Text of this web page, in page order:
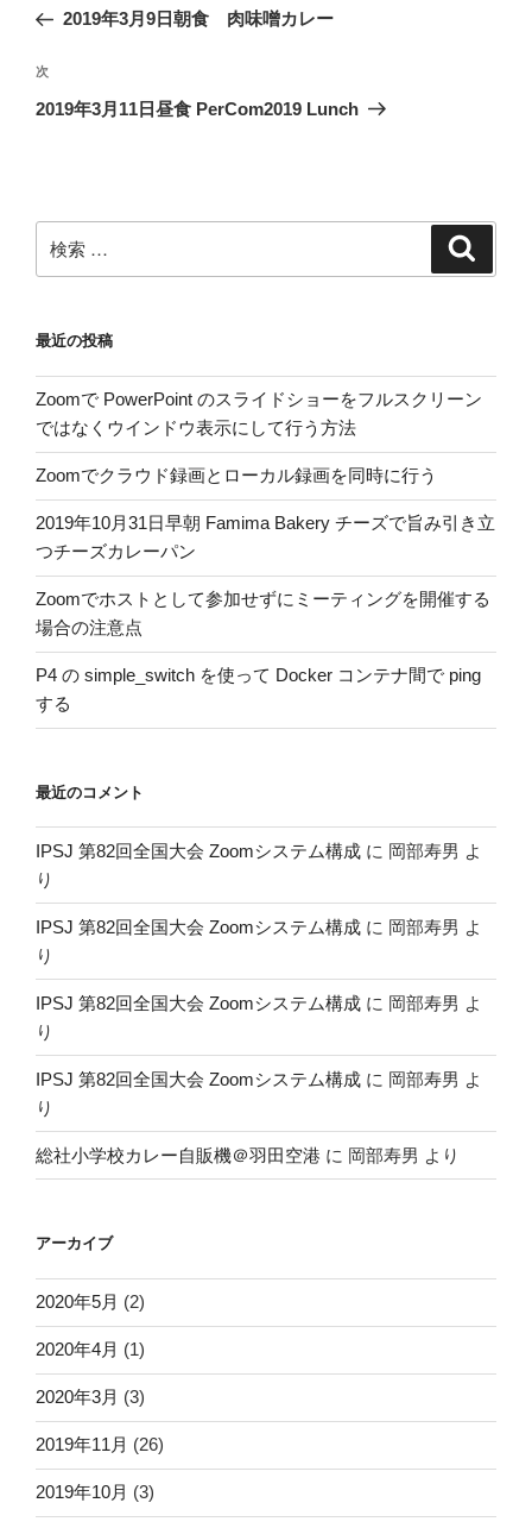
ナ
ビ
ゲ
ン
去
投
2019年3月9日朝食 肉味噌カレー
次
の
次
2019年3月11日昼食 PerCom2019 Lunch
索:
最近の投稿
Zoomで PowerPoint のスライドショーをフルスクリーン
ではなくウインドウ表示にして行う方法
Zoomでクラウド録画とローカル録画を同時に行う
2019年10月31日早朝 Famima Bakery チーズで旨み引き立
つチーズカレーパン
Zoomでホストとして参加せずにミーティングを開催する
場合の注意点
P4 の simple_switch を使って Docker コンテナ間で ping
する
最近のコメント
IPSJ 第82回全国大会 Zoomシステム構成 に 岡部寿男 よ
り
IPSJ 第82回全国大会 Zoomシステム構成 に 岡部寿男 よ
り
IPSJ 第82回全国大会 Zoomシステム構成 に 岡部寿男 よ
り
IPSJ 第82回全国大会 Zoomシステム構成 に 岡部寿男 よ
り
総社小学校カレー自販機＠羽田空港 に 岡部寿男 より
アーカイブ
2020年5月 (2)
2020年4月 (1)
2020年3月 (3)
2019年11月 (26)
2019年10月 (3)